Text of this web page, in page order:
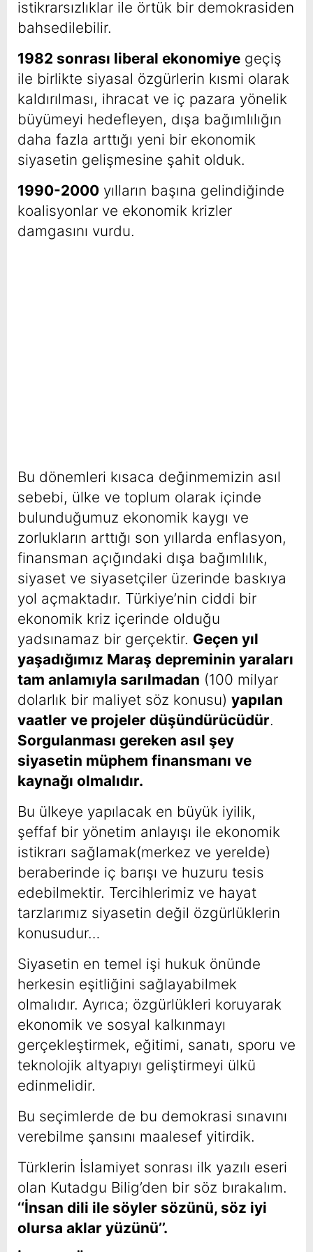
istikrarsızlıklar ile örtük bir demokrasiden
bahsedilebilir.
1982 sonrası liberal ekonomiye geçiş
ile birlikte siyasal özgürlerin kısmi olarak
kaldırılması, ihracat ve iç pazara yönelik
büyümeyi hedefleyen, dışa bağımlılığın
daha fazla arttığı yeni bir ekonomik
siyasetin gelişmesine şahit olduk.
1990-2000 yılların başına gelindiğinde
koalisyonlar ve ekonomik krizler
damgasını vurdu.
Bu dönemleri kısaca değinmemizin asıl
sebebi, ülke ve toplum olarak içinde
bulunduğumuz ekonomik kaygı ve
zorlukların arttığı son yıllarda enflasyon,
finansman açığındaki dışa bağımlılık,
siyaset ve siyasetçiler üzerinde baskıya
yol açmaktadır. Türkiye’nin ciddi bir
ekonomik kriz içerinde olduğu
yadsınamaz bir gerçektir. Geçen yıl
yaşadığımız Maraş depreminin yaraları
tam anlamıyla sarılmadan (100 milyar
dolarlık bir maliyet söz konusu) yapılan
vaatler ve projeler düşündürücüdür.
Sorgulanması gereken asıl şey
siyasetin müphem finansmanı ve
kaynağı olmalıdır.
Bu ülkeye yapılacak en büyük iyilik,
şeffaf bir yönetim anlayışı ile ekonomik
istikrarı sağlamak(merkez ve yerelde)
beraberinde iç barışı ve huzuru tesis
edebilmektir. Tercihlerimiz ve hayat
tarzlarımız siyasetin değil özgürlüklerin
konusudur…
Siyasetin en temel işi hukuk önünde
herkesin eşitliğini sağlayabilmek
olmalıdır. Ayrıca; özgürlükleri koruyarak
ekonomik ve sosyal kalkınmayı
gerçekleştirmek, eğitimi, sanatı, sporu ve
teknolojik altyapıyı geliştirmeyi ülkü
edinmelidir.
Bu seçimlerde de bu demokrasi sınavını
verebilme şansını maalesef yitirdik.
Türklerin İslamiyet sonrası ilk yazılı eseri
olan Kutadgu Bilig’den bir söz bırakalım.
‘‘İnsan dili ile söyler sözünü, söz iyi
olursa aklar yüzünü’’.